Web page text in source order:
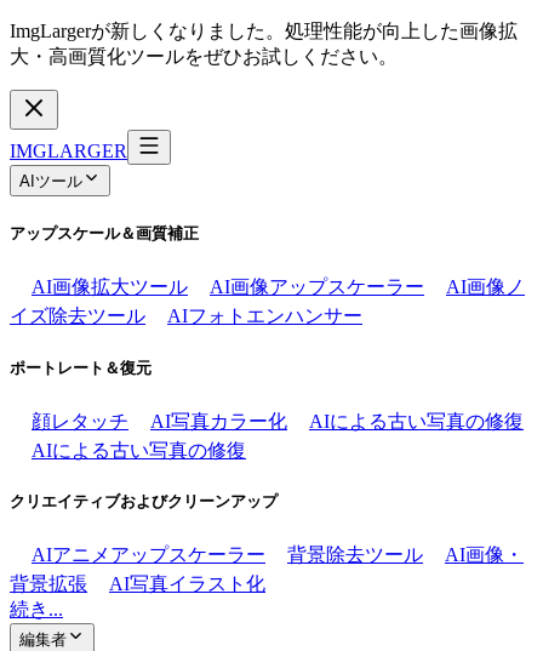
ImgLargerが新しくなりました。処理性能が向上した画像拡
大・高画質化ツールをぜひお試しください。
IMGLARGER
AIツール
アップスケール＆画質補正
AI画像拡大ツール AI画像アップスケーラー
AI画像ノ
イズ除去ツール
AIフォトエンハンサー
ポートレート＆復元
顔レタッチ AI写真カラー化
AIによる古い写真の修復
AIによる古い写真の修復
クリエイティブおよびクリーンアップ
AIアニメアップスケーラー 背景除去ツール
AI画像・
背景拡張
AI写真イラスト化
続き...
編集者